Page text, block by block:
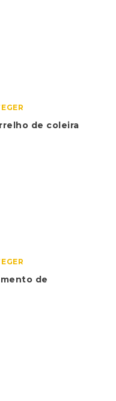
de coleira
de